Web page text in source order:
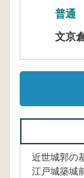
普通
文京
近世城郭の
江戸城築城